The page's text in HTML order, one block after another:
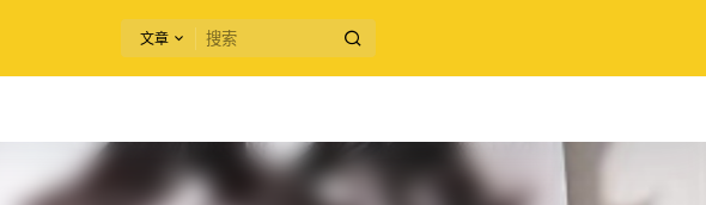
文章